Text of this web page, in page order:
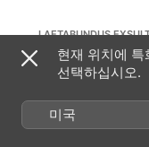
Laetabundus
(Sequence for
Antiqua München
현재 위치에
선택하십시오.
미국